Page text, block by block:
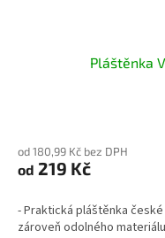
Pláštěnka
od 180,99 Kč bez DPH
od 219 Kč
- Praktická pláštěnka české
zároveň odolného